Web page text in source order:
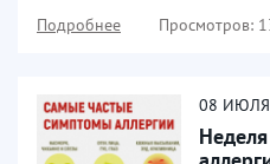
Подробнее Просмотров:
08 ИЮЛЯ